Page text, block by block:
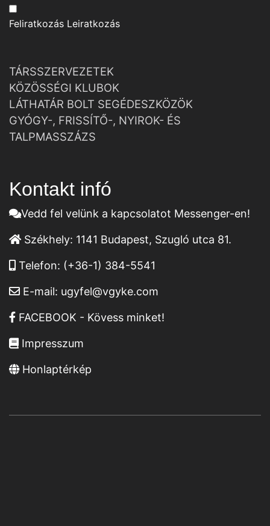
Feliratkozás Leiratkozás
TÁRSSZERVEZETEK
KÖZÖSSÉGI KLUBOK
LÁTHATÁR BOLT SEGÉDESZKÖZÖK
GYÓGY-, FRISSÍTŐ-, NYIROK- ÉS
TALPMASSZÁZS
Kontakt infó
Vedd fel velünk a kapcsolatot Messenger-en!
Székhely: 1141 Budapest, Szugló utca 81.
Telefon: (+36-1) 384-5541
E-mail: ugyfel@vgyke.com
FACEBOOK - Kövess minket!
Impresszum
Honlaptérkép